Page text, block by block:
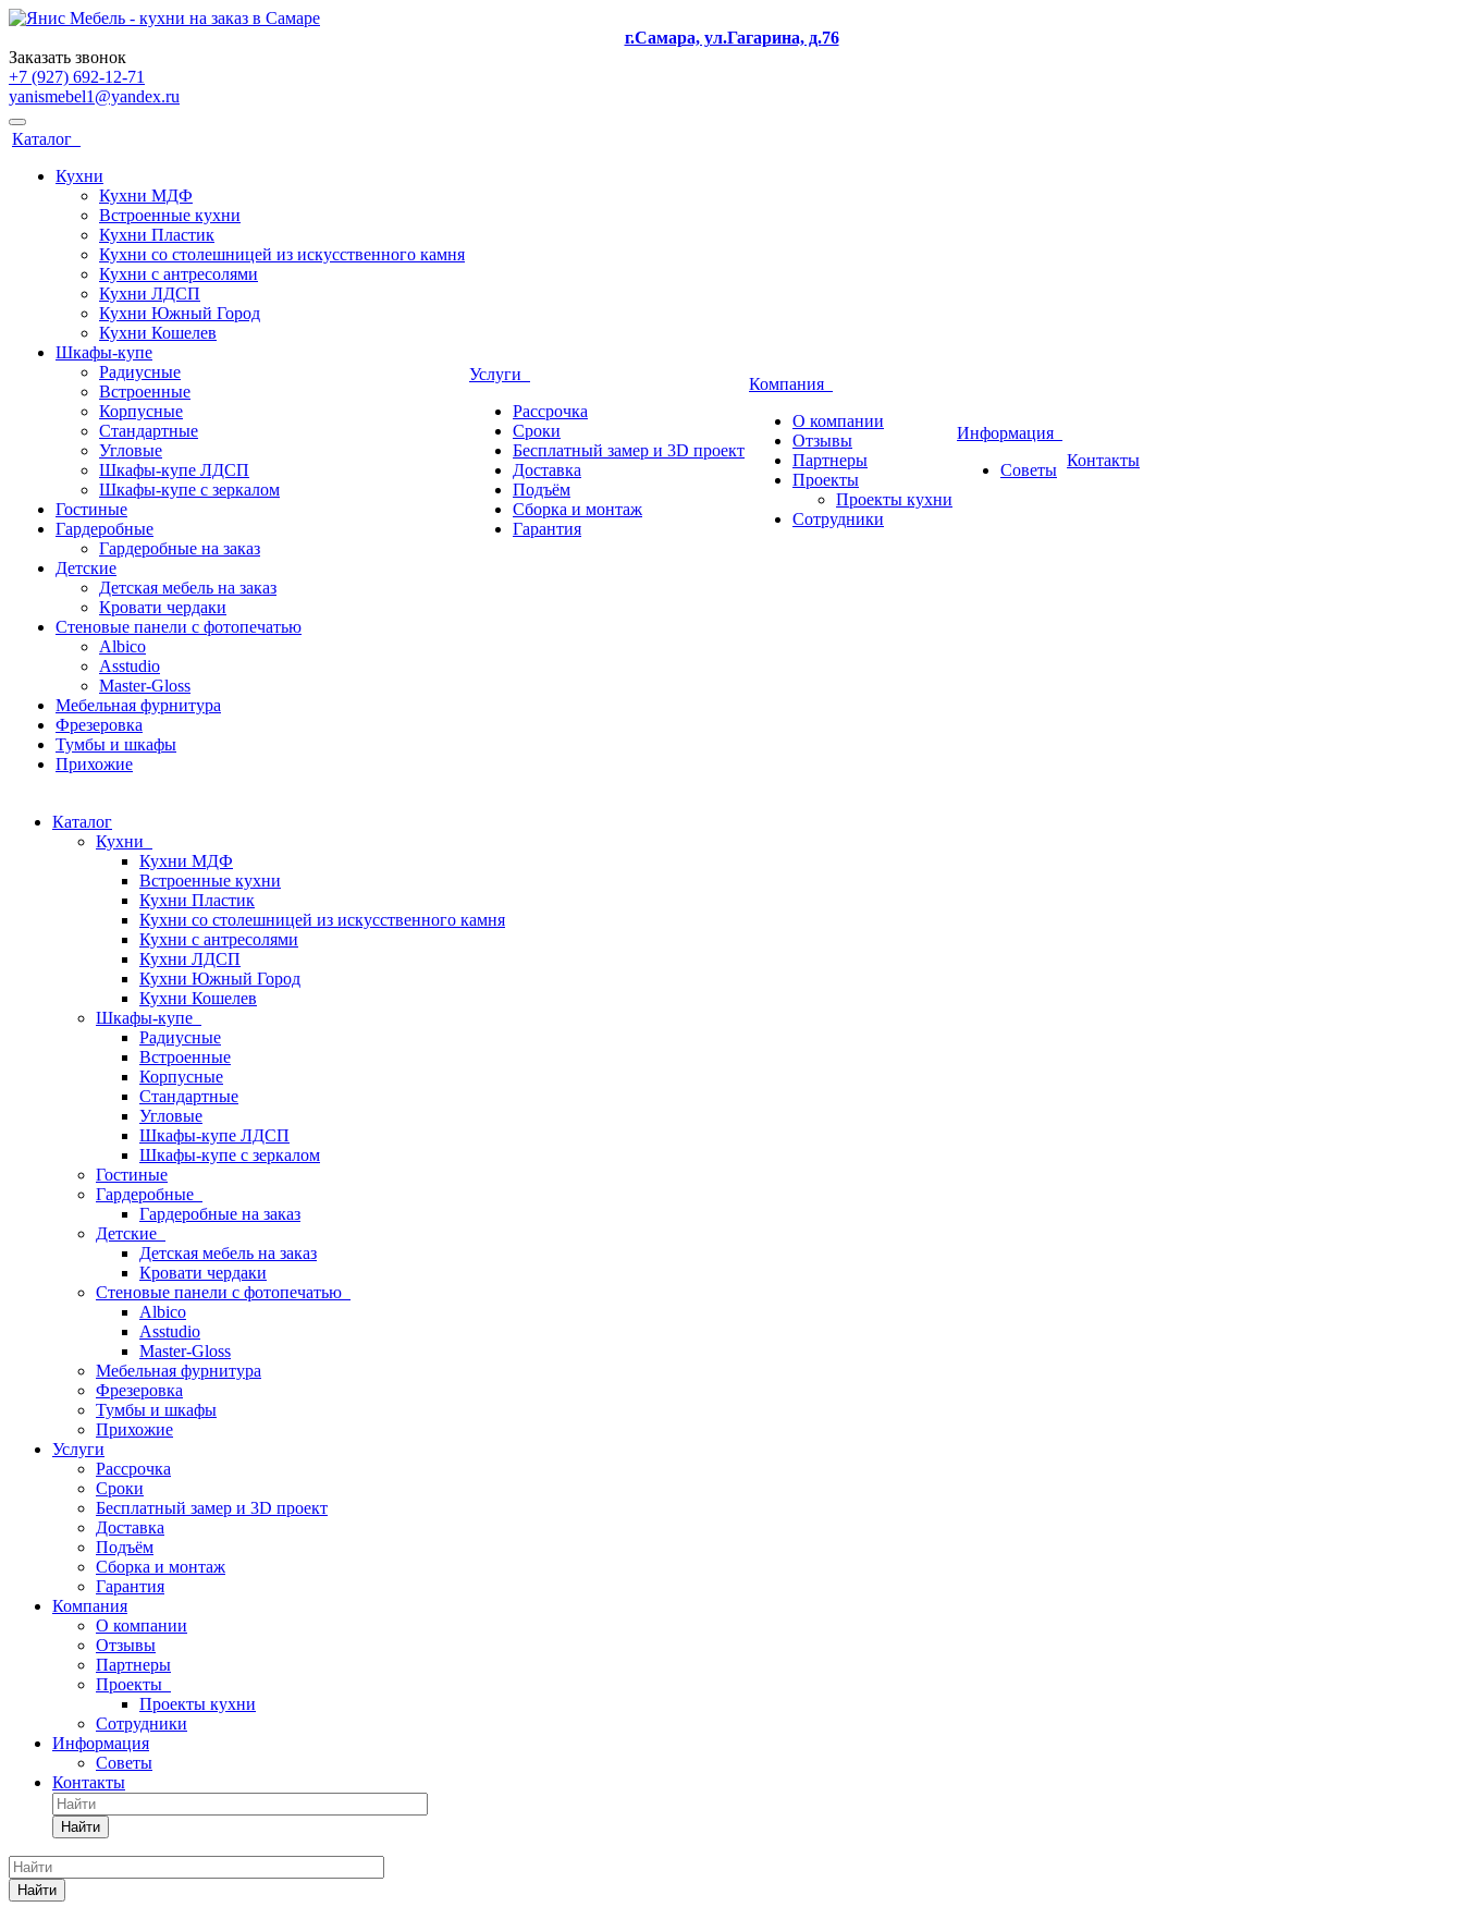
г.Самара, ул.Гагарина, д.76
Заказать звонок
+7 (927) 692-12-71
yanismebel1@yandex.ru
Каталог
Кухни
Кухни МДФ
Встроенные кухни
Кухни Пластик
Кухни со столешницей из искусcтвенного камня
Кухни с антресолями
Кухни ЛДСП
Кухни Южный Город
Кухни Кошелев
Шкафы-купе
Радиусные
Встроенные
Корпусные
Стандартные
Угловые
Шкафы-купе ЛДСП
Шкафы-купе с зеркалом
Гостиные
Гардеробные
Гардеробные на заказ
Детские
Детская мебель на заказ
Кровати чердаки
Стеновые панели с фотопечатью
Albico
Asstudio
Master-Gloss
Мебельная фурнитура
Фрезеровка
Тумбы и шкафы
Прихожие
Услуги
Рассрочка
Сроки
Бесплатный замер и 3D проект
Доставка
Подъём
Сборка и монтаж
Гарантия
Компания
О компании
Отзывы
Партнеры
Проекты
Проекты кухни
Сотрудники
Информация
Советы
Контакты
Каталог
Кухни
Кухни МДФ
Встроенные кухни
Кухни Пластик
Кухни со столешницей из искусcтвенного камня
Кухни с антресолями
Кухни ЛДСП
Кухни Южный Город
Кухни Кошелев
Шкафы-купе
Радиусные
Встроенные
Корпусные
Стандартные
Угловые
Шкафы-купе ЛДСП
Шкафы-купе с зеркалом
Гостиные
Гардеробные
Гардеробные на заказ
Детские
Детская мебель на заказ
Кровати чердаки
Стеновые панели с фотопечатью
Albico
Asstudio
Master-Gloss
Мебельная фурнитура
Фрезеровка
Тумбы и шкафы
Прихожие
Услуги
Рассрочка
Сроки
Бесплатный замер и 3D проект
Доставка
Подъём
Сборка и монтаж
Гарантия
Компания
О компании
Отзывы
Партнеры
Проекты
Проекты кухни
Сотрудники
Информация
Советы
Контакты
Найти
Найти